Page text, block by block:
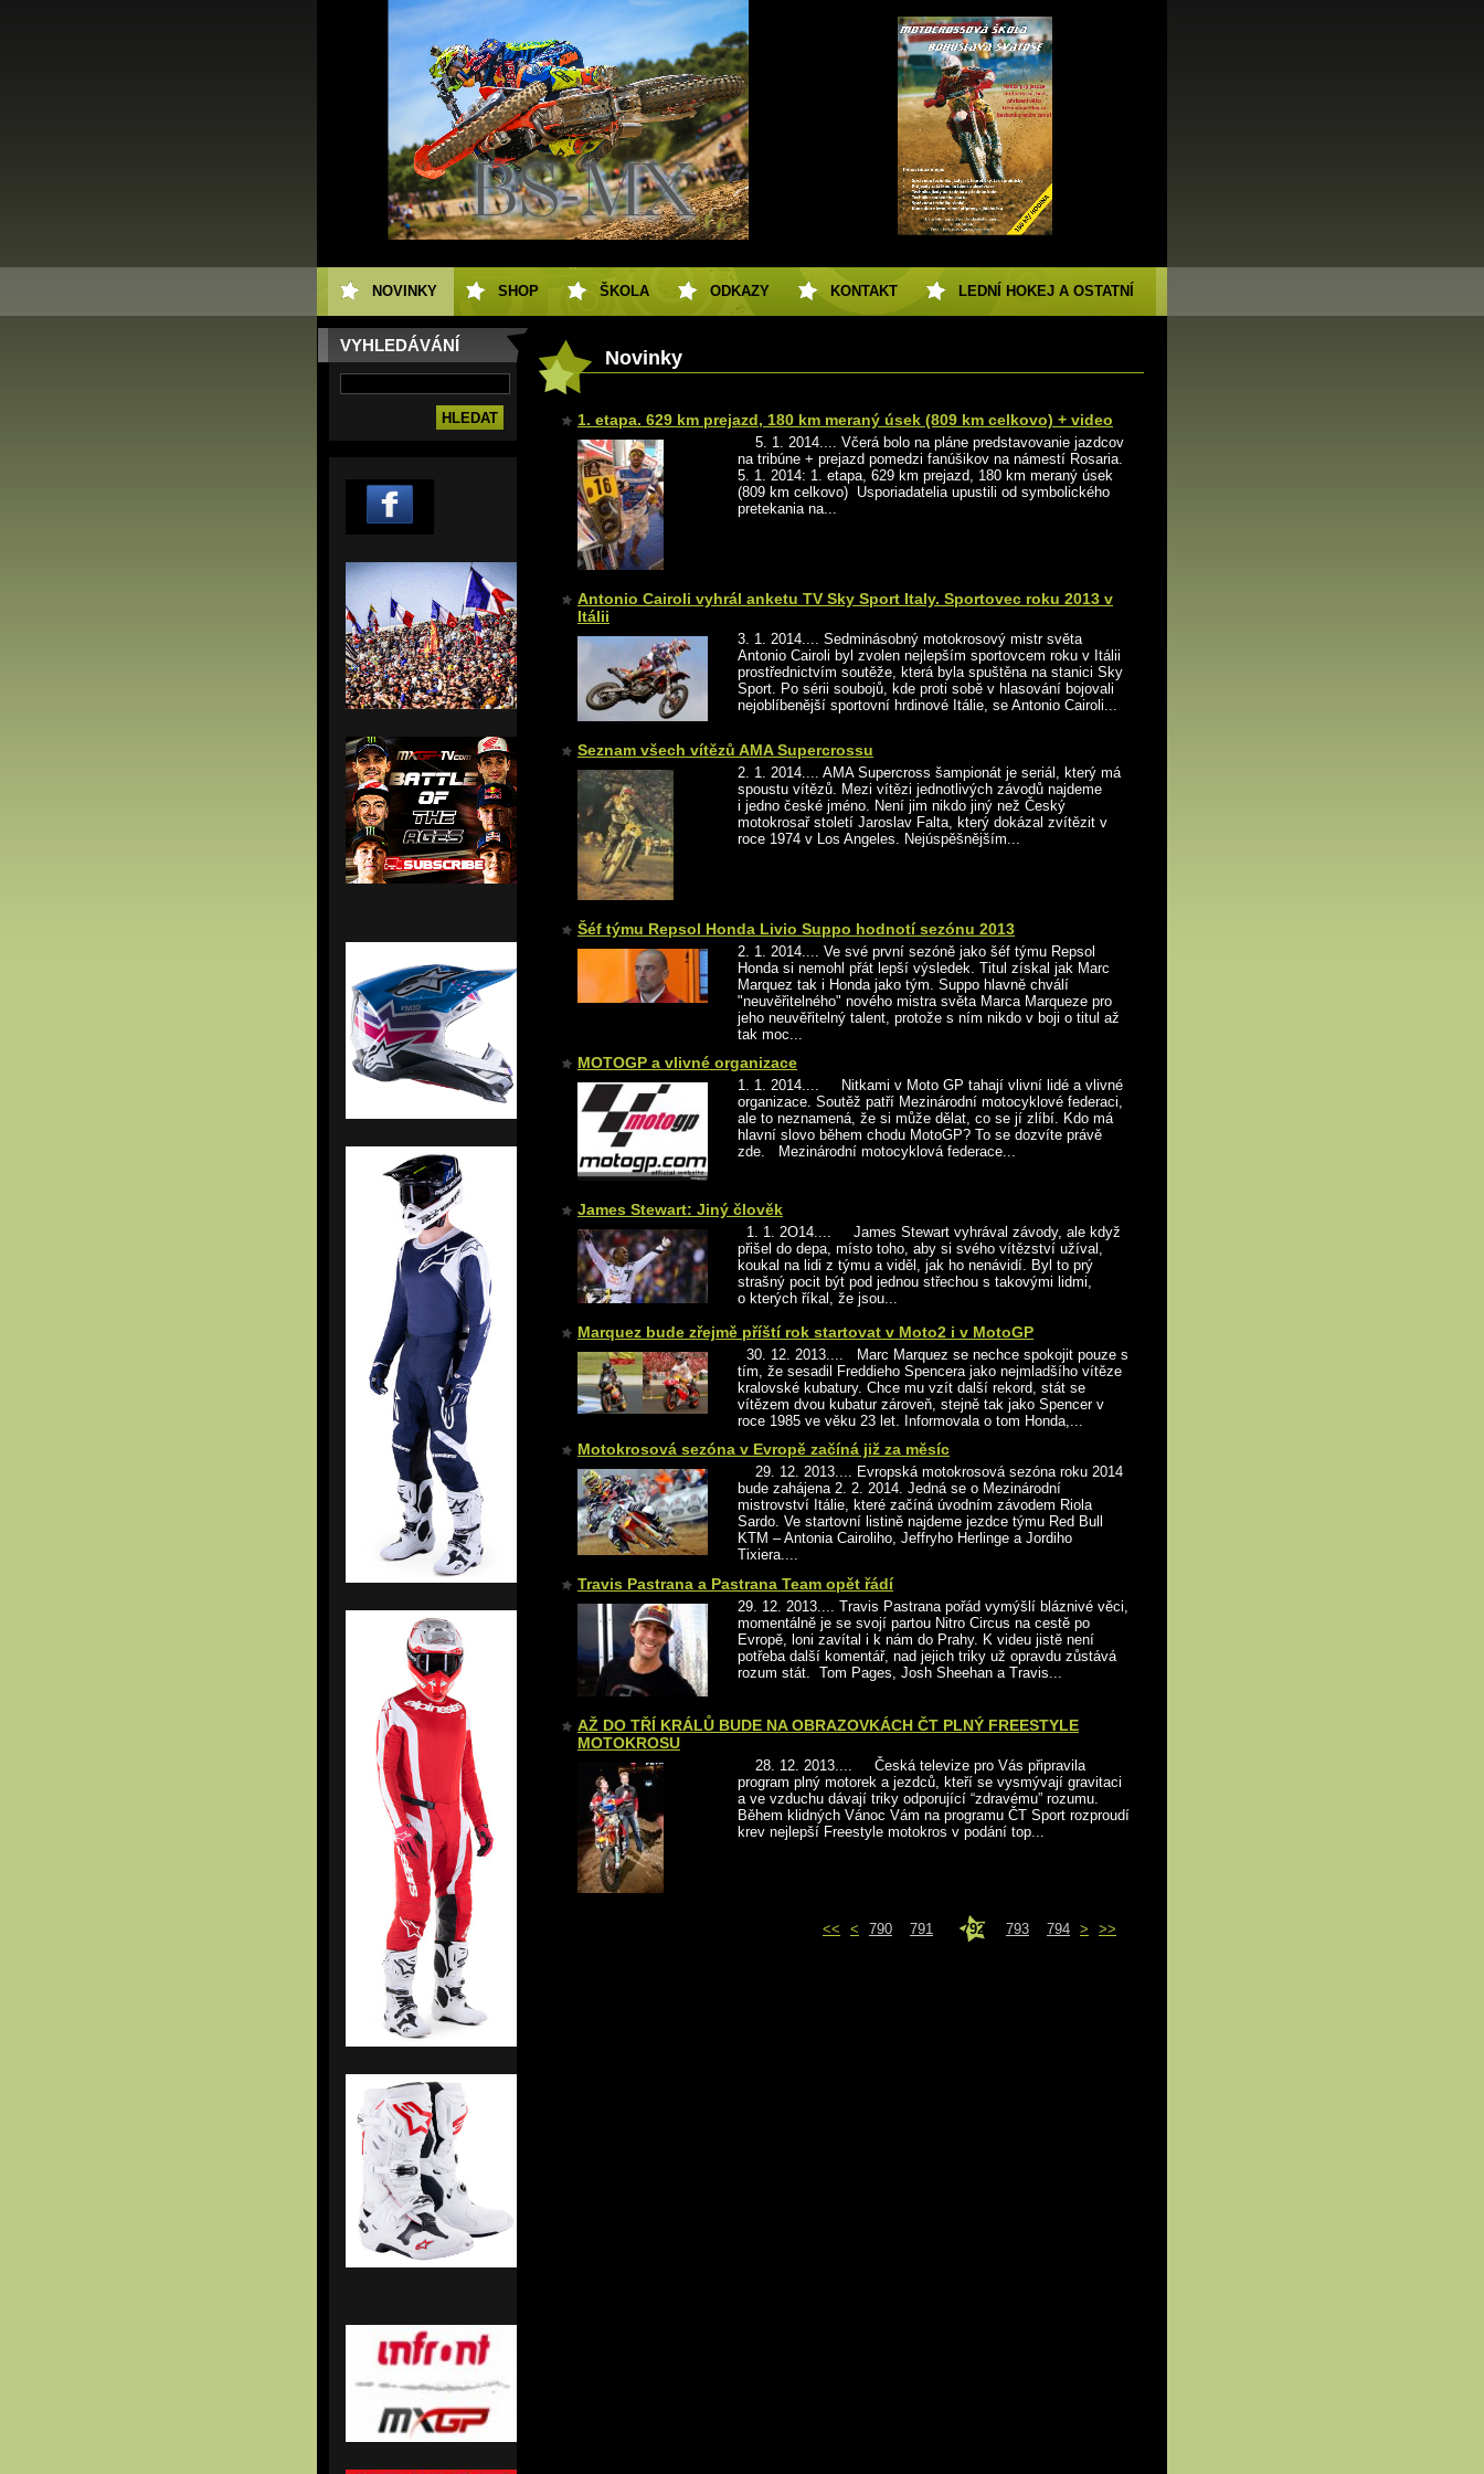
VYHLEDÁVÁNÍ
Novinky
1. etapa. 629 km prejazd, 180 km meraný úsek (809 km celkovo) + video
5. 1. 2014.... Včerá bolo na pláne predstavovanie jazdcov
na tribúne + prejazd pomedzi fanúšikov na námestí Rosaria.
5. 1. 2014: 1. etapa, 629 km prejazd, 180 km meraný úsek
(809 km celkovo) Usporiadatelia upustili od symbolického
pretekania na...
Antonio Cairoli vyhrál anketu TV Sky Sport Italy. Sportovec roku 2013 v
Itálii
3. 1. 2014.... Sedminásobný motokrosový mistr světa
Antonio Cairoli byl zvolen nejlepším sportovcem roku v Itálii
prostřednictvím soutěže, která byla spuštěna na stanici Sky
Sport. Po sérii soubojů, kde proti sobě v hlasování bojovali
nejoblíbenější sportovní hrdinové Itálie, se Antonio Cairoli...
Seznam všech vítězů AMA Supercrossu
2. 1. 2014.... AMA Supercross šampionát je seriál, který má
spoustu vítězů. Mezi vítězi jednotlivých závodů najdeme
i jedno české jméno. Není jim nikdo jiný než Český
motokrosař století Jaroslav Falta, který dokázal zvítězit v
roce 1974 v Los Angeles. Nejúspěšnějším...
Šéf týmu Repsol Honda Livio Suppo hodnotí sezónu 2013
2. 1. 2014.... Ve své první sezóně jako šéf týmu Repsol
Honda si nemohl přát lepší výsledek. Titul získal jak Marc
Marquez tak i Honda jako tým. Suppo hlavně chválí
"neuvěřitelného" nového mistra světa Marca Marqueze pro
jeho neuvěřitelný talent, protože s ním nikdo v boji o titul až
tak moc...
MOTOGP a vlivné organizace
1. 1. 2014.... Nitkami v Moto GP tahají vlivní lidé a vlivné
organizace. Soutěž patří Mezinárodní motocyklové federaci,
ale to neznamená, že si může dělat, co se jí zlíbí. Kdo má
hlavní slovo během chodu MotoGP? To se dozvíte právě
zde. Mezinárodní motocyklová federace...
James Stewart: Jiný člověk
1. 1. 2O14.... James Stewart vyhrával závody, ale když
přišel do depa, místo toho, aby si svého vítězství užíval,
koukal na lidi z týmu a viděl, jak ho nenávidí. Byl to prý
strašný pocit být pod jednou střechou s takovými lidmi,
o kterých říkal, že jsou...
Marquez bude zřejmě příští rok startovat v Moto2 i v MotoGP
30. 12. 2013.... Marc Marquez se nechce spokojit pouze s
tím, že sesadil Freddieho Spencera jako nejmladšího vítěze
kralovské kubatury. Chce mu vzít další rekord, stát se
vítězem dvou kubatur zároveň, stejně tak jako Spencer v
roce 1985 ve věku 23 let. Informovala o tom Honda,...
Motokrosová sezóna v Evropě začíná již za měsíc
29. 12. 2013.... Evropská motokrosová sezóna roku 2014
bude zahájena 2. 2. 2014. Jedná se o Mezinárodní
mistrovství Itálie, které začíná úvodním závodem Riola
Sardo. Ve startovní listině najdeme jezdce týmu Red Bull
KTM – Antonia Cairoliho, Jeffryho Herlinge a Jordiho
Tixiera....
Travis Pastrana a Pastrana Team opět řádí
29. 12. 2013.... Travis Pastrana pořád vymýšlí bláznivé věci,
momentálně je se svojí partou Nitro Circus na cestě po
Evropě, loni zavítal i k nám do Prahy. K videu jistě není
potřeba další komentář, nad jejich triky už opravdu zůstává
rozum stát. Tom Pages, Josh Sheehan a Travis...
AŽ DO TŘÍ KRÁLŮ BUDE NA OBRAZOVKÁCH ČT PLNÝ FREESTYLE
MOTOKROSU
28. 12. 2013.... Česká televize pro Vás připravila
program plný motorek a jezdců, kteří se vysmývají gravitaci
a ve vzduchu dávají triky odporující “zdravému” rozumu.
Během klidných Vánoc Vám na programu ČT Sport rozproudí
krev nejlepší Freestyle motokros v podání top...
<< < 790 791 792 793 794 > >>
NOVINKY SHOP ŠKOLA ODKAZY KONTAKT LEDNÍ HOKEJ A OSTATNÍ